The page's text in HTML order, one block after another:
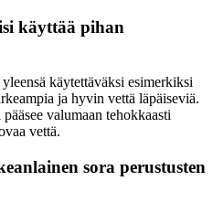
käyttää pihan
käytettäväksi esimerkiksi
ja hyvin vettä läpäiseviä.
valumaan tehokkaasti
vettä.
sora perustusten